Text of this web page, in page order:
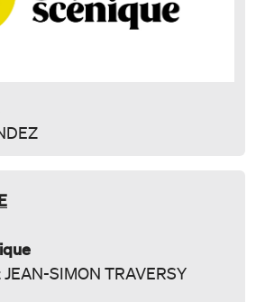
SIMON TRAVERSY